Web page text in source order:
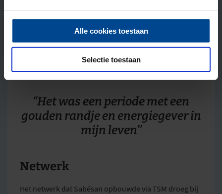
Alle cookies toestaan
Selectie toestaan
kinderen die emigreren. Maar ik kan ook genieten van
simpele dingen, zoals samen naar de sterrenhemel
kijken. Of karaoke zingen. ABBA natuurlijk,” lacht hij.
“Het was een periode met een
gouden randje en energiegeverin
mijn leven’’
Netwerk
Het netwerk dat Sabésan opbouwde via TSM droeg bij